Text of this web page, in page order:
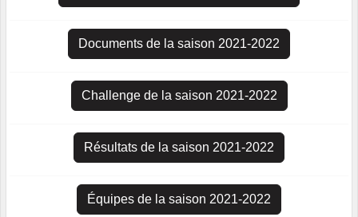
Documents de la saison 2021-2022
Challenge de la saison 2021-2022
Résultats de la saison 2021-2022
Équipes de la saison 2021-2022